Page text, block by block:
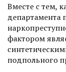
Вместе с тем,
департамента
фактором
подпольного